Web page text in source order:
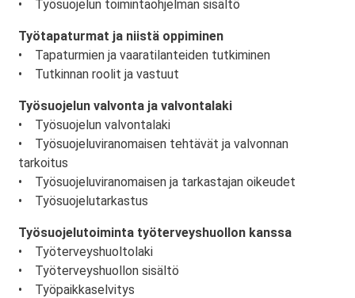
• Työsuojelun toimintaohjelman sisältö
Työtapaturmat ja niistä oppiminen
• Tapaturmien ja vaaratilanteiden tutkiminen
• Tutkinnan roolit ja vastuut
Työsuojelun valvonta ja valvontalaki
• Työsuojelun valvontalaki
• Työsuojeluviranomaisen tehtävät ja valvonnan
tarkoitus
• Työsuojeluviranomaisen ja tarkastajan oikeudet
• Työsuojelutarkastus
Työsuojelutoiminta työterveyshuollon kanssa
• Työterveyshuoltolaki
• Työterveyshuollon sisältö
• Työpaikkaselvitys